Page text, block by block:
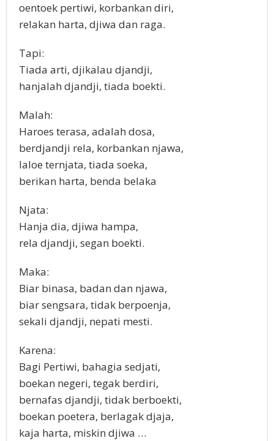
oentoek pertiwi, korbankan diri,
relakan harta, djiwa dan raga.
Tapi:
Tiada arti, djikalau djandji,
hanjalah djandji, tiada boekti.
Malah:
Haroes terasa, adalah dosa,
berdjandji rela, korbankan njawa,
laloe ternjata, tiada soeka,
berikan harta, benda belaka
Njata:
Hanja dia, djiwa hampa,
rela djandji, segan boekti.
Maka:
Biar binasa, badan dan njawa,
biar sengsara, tidak berpoenja,
sekali djandji, nepati mesti.
Karena:
Bagi Pertiwi, bahagia sedjati,
boekan negeri, tegak berdiri,
bernafas djandji, tidak berboekti,
boekan poetera, berlagak djaja,
kaja harta, miskin djiwa …